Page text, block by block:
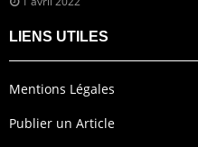
LIENS UTILES
Mentions Légales
Publier un Article